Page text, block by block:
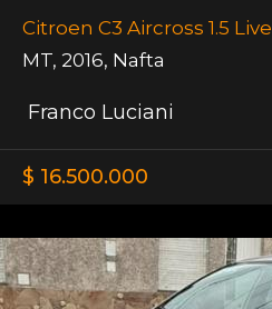
Citroen C3 Aircross 1.5 Live
MT, 2016, Nafta
Franco Luciani
$ 16.500.000